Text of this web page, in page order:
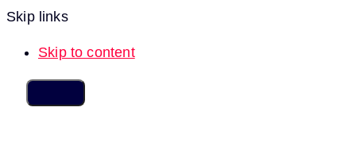
Skip links
Skip to content